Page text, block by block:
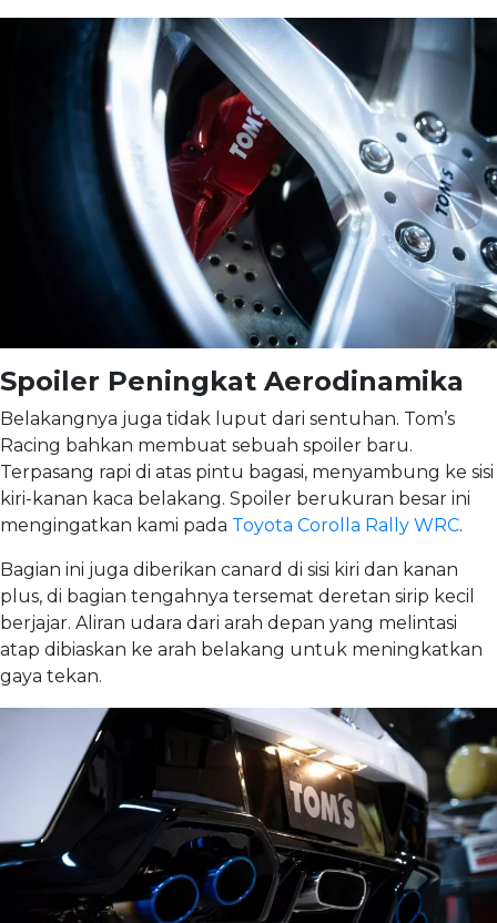
Spoiler Peningkat Aerodinamika
Belakangnya juga tidak luput dari sentuhan. Tom’s
Racing bahkan membuat sebuah spoiler baru.
Terpasang rapi di atas pintu bagasi, menyambung ke sisi
kiri-kanan kaca belakang. Spoiler berukuran besar ini
mengingatkan kami pada Toyota Corolla Rally WRC.
Bagian ini juga diberikan canard di sisi kiri dan kanan
plus, di bagian tengahnya tersemat deretan sirip kecil
berjajar. Aliran udara dari arah depan yang melintasi
atap dibiaskan ke arah belakang untuk meningkatkan
gaya tekan.